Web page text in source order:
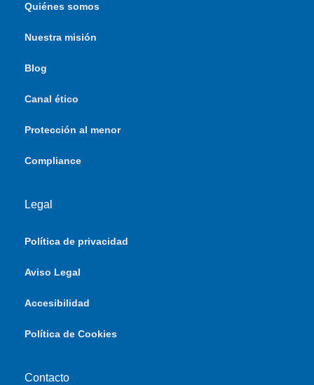
Quiénes somos
Nuestra misión
Blog
Canal ético
Protección al menor
Compliance
Legal
Política de privacidad
Aviso Legal
Accesibilidad
Política de Cookies
Contacto